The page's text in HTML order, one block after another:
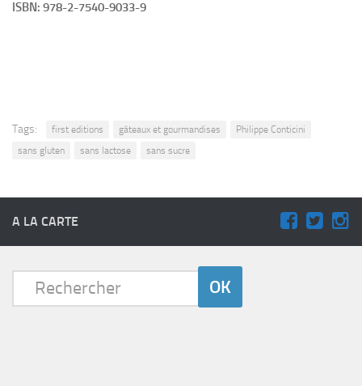
ISBN: 978-2-7540-9033-9
Tags: first editions gâteaux et gourmandises
Philippe Conticini
sans gluten
sans lactose sans sucre
A LA CARTE